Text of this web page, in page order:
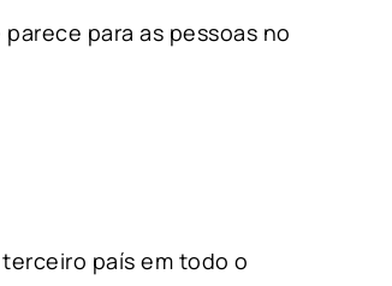
parece para as pessoas no
país em todo o